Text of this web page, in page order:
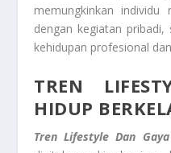
memungkinkan individu
dengan kegiatan
kehidupan profesional
TREN
HIDUP
Tren Lifestyle Dan